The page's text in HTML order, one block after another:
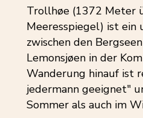
Trollhøe (1372 Meter
Meeresspiegel) ist ein
zwischen den
Lemonsjøen in der
Wanderung hinauf ist
jedermann geeignet"
Sommer als auch im